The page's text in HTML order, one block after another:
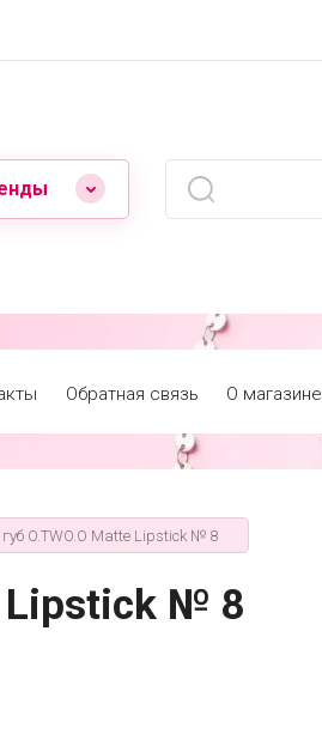
Обратная связь О магазине
O.TWO.O Matte Lipstick № 8
Lipstick № 8